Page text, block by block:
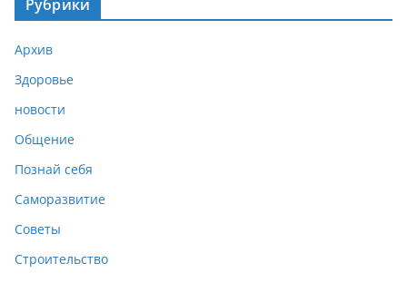
Рубрики
Архив
Здоровье
новости
Общение
Познай себя
Саморазвитие
Советы
Строительство